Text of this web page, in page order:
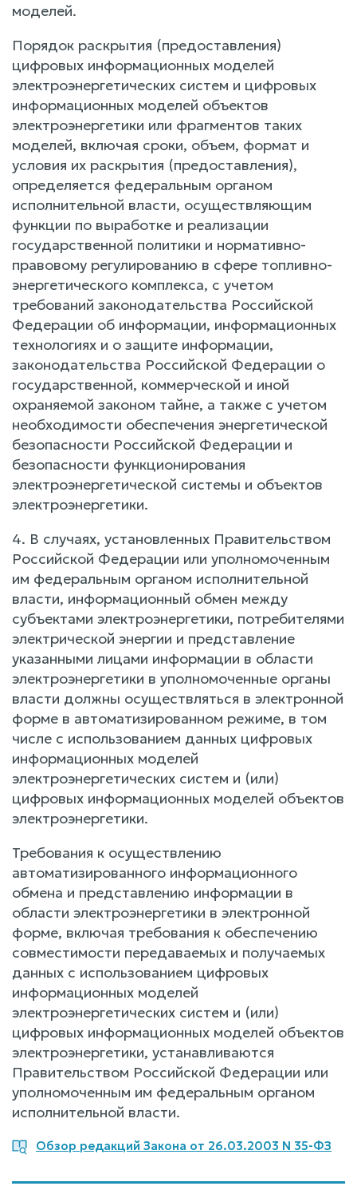
моделей.
Порядок раскрытия (предоставления)
цифровых информационных моделей
электроэнергетических систем и цифровых
информационных моделей объектов
электроэнергетики или фрагментов таких
моделей, включая сроки, объем, формат и
условия их раскрытия (предоставления),
определяется федеральным органом
исполнительной власти, осуществляющим
функции по выработке и реализации
государственной политики и нормативно-
правовому регулированию в сфере топливно-
энергетического комплекса, с учетом
требований законодательства Российской
Федерации об информации, информационных
технологиях и о защите информации,
законодательства Российской Федерации о
государственной, коммерческой и иной
охраняемой законом тайне, а также с учетом
необходимости обеспечения энергетической
безопасности Российской Федерации и
безопасности функционирования
электроэнергетической системы и объектов
электроэнергетики.
4. В случаях, установленных Правительством
Российской Федерации или уполномоченным
им федеральным органом исполнительной
власти, информационный обмен между
субъектами электроэнергетики, потребителями
электрической энергии и представление
указанными лицами информации в области
электроэнергетики в уполномоченные органы
власти должны осуществляться в электронной
форме в автоматизированном режиме, в том
числе с использованием данных цифровых
информационных моделей
электроэнергетических систем и (или)
цифровых информационных моделей объектов
электроэнергетики.
Требования к осуществлению
автоматизированного информационного
обмена и представлению информации в
области электроэнергетики в электронной
форме, включая требования к обеспечению
совместимости передаваемых и получаемых
данных с использованием цифровых
информационных моделей
электроэнергетических систем и (или)
цифровых информационных моделей объектов
электроэнергетики, устанавливаются
Правительством Российской Федерации или
уполномоченным им федеральным органом
исполнительной власти.
Обзор редакций Закона от 26.03.2003 N 35-ФЗ